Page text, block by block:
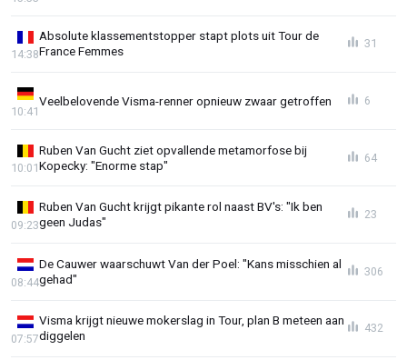
Absolute klassementstopper stapt plots uit Tour de
France Femmes
14:38
31
Veelbelovende Visma-renner opnieuw zwaar getroffen
10:41
6
Ruben Van Gucht ziet opvallende metamorfose bij
Kopecky: "Enorme stap"
10:01
64
Ruben Van Gucht krijgt pikante rol naast BV's: "Ik ben
geen Judas"
09:23
23
De Cauwer waarschuwt Van der Poel: "Kans misschien al
gehad"
08:44
306
Visma krijgt nieuwe mokerslag in Tour, plan B meteen aan
diggelen
07:57
432